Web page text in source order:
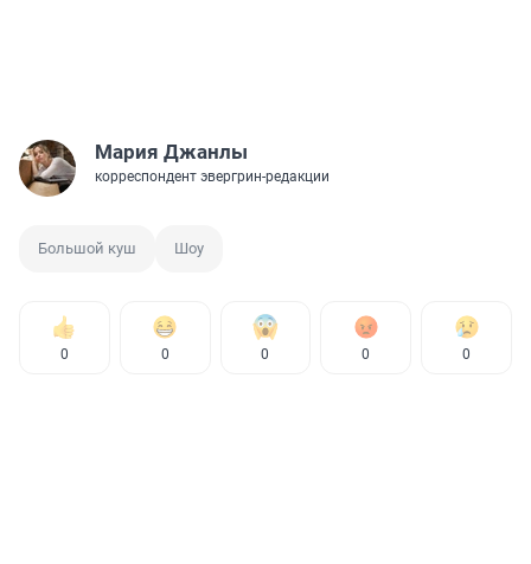
Мария Джанлы
корреспондент эвергрин-редакции
Большой куш Шоу
0 0 0 0 0